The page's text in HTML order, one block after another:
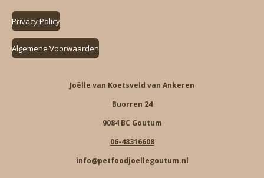
Privacy Policy
Algemene Voorwaarden
Joëlle van Koetsveld van Ankeren
Buorren 24
9084 BC Goutum
06-48316608
info@petfoodjoellegoutum.nl